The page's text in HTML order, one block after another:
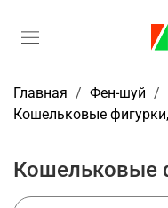
Главная
Фен-шуй
Кошельковые
Кошельковые